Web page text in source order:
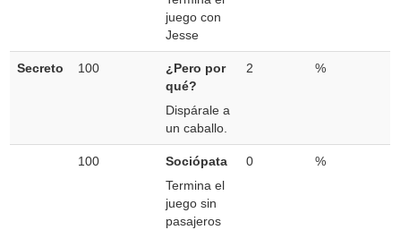
juego con
Jesse
Secreto 100
¿Pero por
qué?
Dispárale a
un caballo.
2 %
100
Sociópata
Termina el
juego sin
pasajeros
0 %